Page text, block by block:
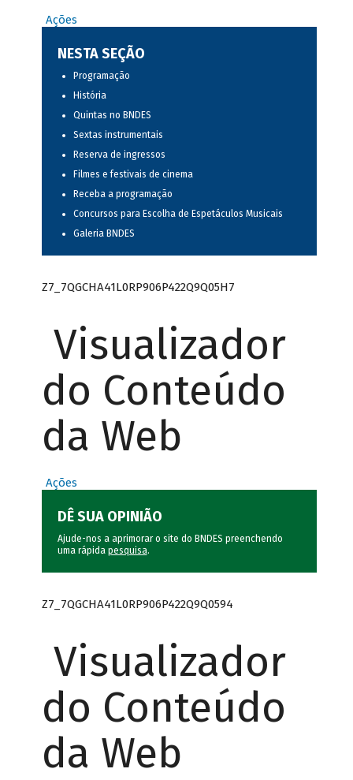
Ações
NESTA SEÇÃO
Programação
História
Quintas no BNDES
Sextas instrumentais
Reserva de ingressos
Filmes e festivais de cinema
Receba a programação
Concursos para Escolha de Espetáculos Musicais
Galeria BNDES
Z7_7QGCHA41L0RP906P422Q9Q05H7
Visualizador
do Conteúdo
da Web
Ações
DÊ SUA OPINIÃO
Ajude-nos a aprimorar o site do BNDES preenchendo
uma rápida pesquisa.
Z7_7QGCHA41L0RP906P422Q9Q0594
Visualizador
do Conteúdo
da Web